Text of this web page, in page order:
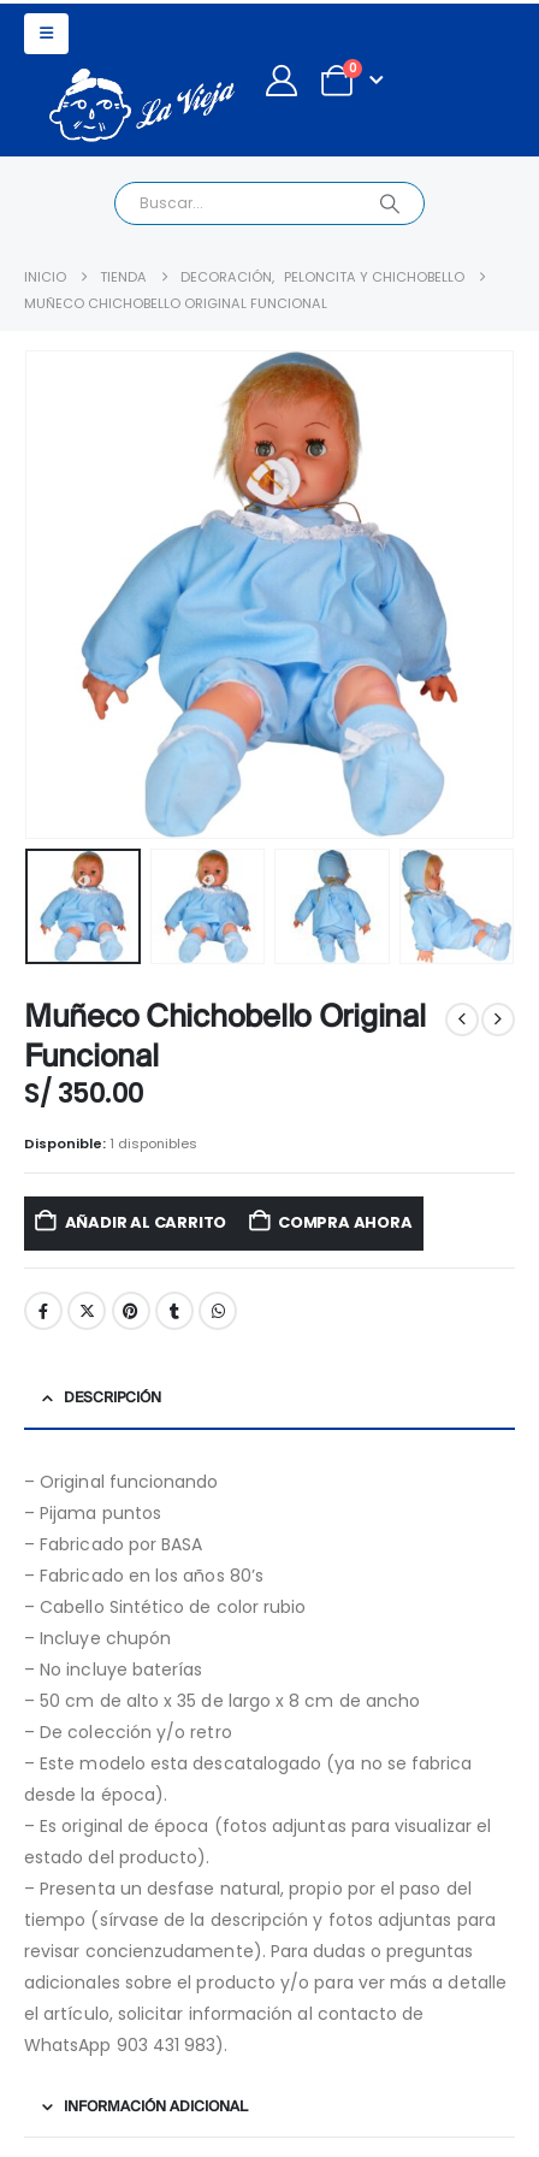
0
INICIO TIENDA DECORACIÓN, PELONCITA Y CHICHOBELLO
MUÑECO CHICHOBELLO ORIGINAL FUNCIONAL
Muñeco Chichobello Original
Funcional
S/ 350.00
Disponible: 1 disponibles
AÑADIR AL CARRITO COMPRA AHORA
DESCRIPCIÓN
– Original funcionando
– Pijama puntos
– Fabricado por BASA
– Fabricado en los años 80’s
– Cabello Sintético de color rubio
– Incluye chupón
– No incluye baterías
– 50 cm de alto x 35 de largo x 8 cm de ancho
– De colección y/o retro
– Este modelo esta descatalogado (ya no se fabrica
desde la época).
– Es original de época (fotos adjuntas para visualizar el
estado del producto).
– Presenta un desfase natural, propio por el paso del
tiempo (sírvase de la descripción y fotos adjuntas para
revisar concienzudamente). Para dudas o preguntas
adicionales sobre el producto y/o para ver más a detalle
el artículo, solicitar información al contacto de
WhatsApp 903 431 983).
INFORMACIÓN ADICIONAL